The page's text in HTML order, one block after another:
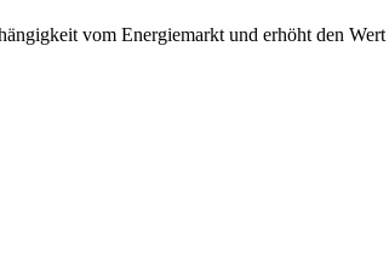
vom Energiemarkt und erhöht den